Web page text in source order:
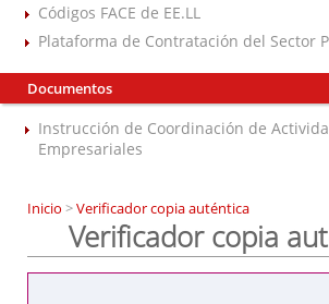
Códigos FACE de EE.LL
Plataforma de Contratación del Sector
Documentos
Instrucción de Coordinación de
Empresariales
Inicio >Verificador copia auténtica
Verificador copia